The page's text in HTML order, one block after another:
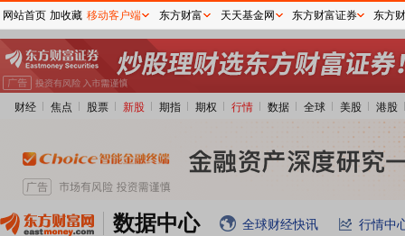
财经 焦点 股票 新股 期指 期权 行情 数据 全球 美股 港股
数据中心 全球财经快讯 行情中
网站首页 加收藏 移动客户端 东方财富 天天基金网 东方财富证券 东方